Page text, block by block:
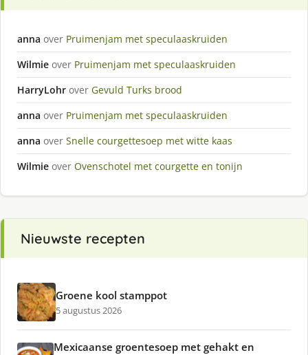
anna over Pruimenjam met speculaaskruiden
Wilmie over Pruimenjam met speculaaskruiden
HarryLohr over Gevuld Turks brood
anna over Pruimenjam met speculaaskruiden
anna over Snelle courgettesoep met witte kaas
Wilmie over Ovenschotel met courgette en tonijn
Nieuwste recepten
Groene kool stamppot
5 augustus 2026
Mexicaanse groentesoep met gehakt en